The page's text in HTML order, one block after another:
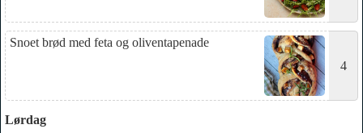
Snoet brød med feta og oliventapenade
4
Lørdag